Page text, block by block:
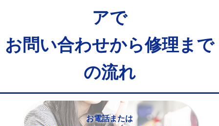
アで
お問い合わせから修理まで
の流れ
お電話または